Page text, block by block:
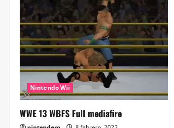
Nintendo Wii
WWE 13 WBFS Full mediafire